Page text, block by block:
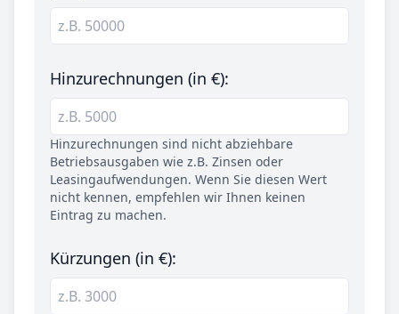
Hinzurechnungen (in €):
Hinzurechnungen sind nicht abziehbare
Betriebsausgaben wie z.B. Zinsen oder
Leasingaufwendungen. Wenn Sie diesen Wert
nicht kennen, empfehlen wir Ihnen keinen
Eintrag zu machen.
Kürzungen (in €):